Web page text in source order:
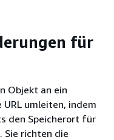
für
Objekt an ein
umleiten, indem
den Speicherort für
richten die